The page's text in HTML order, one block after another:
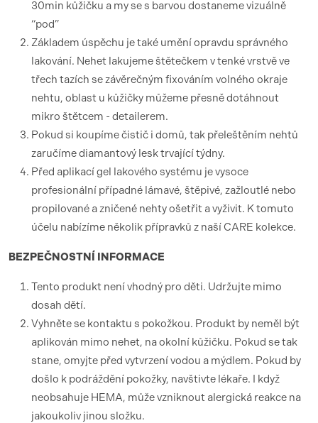
30min kůžičku a my se s barvou dostaneme vizuálně
“pod”
Základem úspěchu je také umění opravdu správného
lakování. Nehet lakujeme štětečkem v tenké vrstvě ve
třech tazích se závěrečným fixováním volného okraje
nehtu, oblast u kůžičky můžeme přesně dotáhnout
mikro štětcem - detailerem.
Pokud si koupíme čistič i domů, tak přeleštěním nehtů
zaručíme diamantový lesk trvající týdny.
Před aplikací gel lakového systému je vysoce
profesionální případné lámavé, štěpivé, zažloutlé nebo
propilované a zničené nehty ošetřit a vyživit. K tomuto
účelu nabízíme několik přípravků z naší CARE kolekce.
BEZPEČNOSTNÍ INFORMACE
Tento produkt není vhodný pro děti. Udržujte mimo
dosah dětí.
Vyhněte se kontaktu s pokožkou. Produkt by neměl být
aplikován mimo nehet, na okolní kůžičku. Pokud se tak
stane, omyjte před vytvrzení vodou a mýdlem. Pokud by
došlo k podráždění pokožky, navštivte lékaře. I když
neobsahuje HEMA, může vzniknout alergická reakce na
jakoukoliv jinou složku.